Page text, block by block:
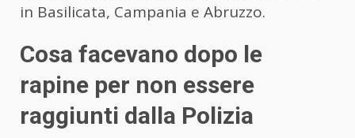
in Basilicata, Campania e Abruzzo.
Cosa facevano dopo le
rapine per non essere
raggiunti dalla Polizia